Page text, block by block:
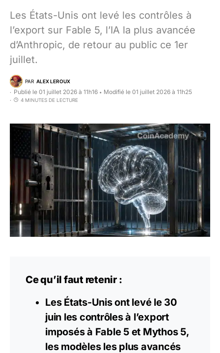
Les États-Unis ont levé les contrôles à
l’export sur Fable 5, l’IA la plus avancée
d’Anthropic, de retour au public ce 1er
juillet.
PAR ALEX LEROUX
Publié le 01 juillet 2026 à 11h16 • Modifié le 01 juillet 2026 à 11h25
4 MINUTES DE LECTURE
Ce qu’il faut retenir :
Les États-Unis ont levé le 30
juin les contrôles à l’export
imposés à Fable 5 et Mythos 5,
les modèles les plus avancés